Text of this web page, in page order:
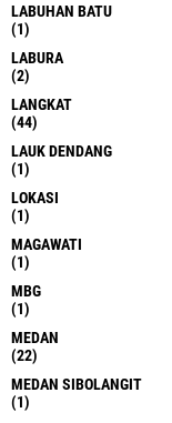
LABUHAN BATU
(1)
LABURA
(2)
LANGKAT
(44)
LAUK DENDANG
(1)
LOKASI
(1)
MAGAWATI
(1)
MBG
(1)
MEDAN
(22)
MEDAN SIBOLANGIT
(1)